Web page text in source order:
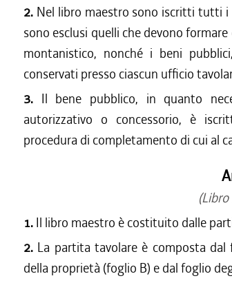
2. Nel libro maestro sono iscritti tutti
sono esclusi quelli che devono
montanistico, nonché i beni
conservati presso ciascun ufficio
3. Il bene pubblico, in quanto
autorizzativo o concessorio, è
procedura di completamento di cui al
1. Il libro maestro è costituito dalle
2. La partita tavolare è composta
della proprietà (foglio B) e dal foglio